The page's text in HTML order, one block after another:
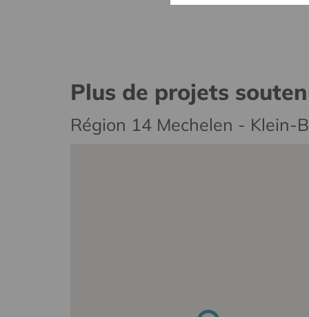
Plus de projets
Région 14 Mechelen - Klein-